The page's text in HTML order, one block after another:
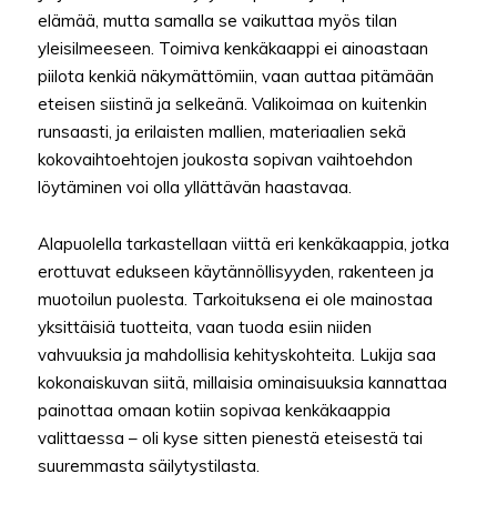
elämää, mutta samalla se vaikuttaa myös tilan
yleisilmeeseen. Toimiva kenkäkaappi ei ainoastaan
piilota kenkiä näkymättömiin, vaan auttaa pitämään
eteisen siistinä ja selkeänä. Valikoimaa on kuitenkin
runsaasti, ja erilaisten mallien, materiaalien sekä
kokovaihtoehtojen joukosta sopivan vaihtoehdon
löytäminen voi olla yllättävän haastavaa.
Alapuolella tarkastellaan viittä eri kenkäkaappia, jotka
erottuvat edukseen käytännöllisyyden, rakenteen ja
muotoilun puolesta. Tarkoituksena ei ole mainostaa
yksittäisiä tuotteita, vaan tuoda esiin niiden
vahvuuksia ja mahdollisia kehityskohteita. Lukija saa
kokonaiskuvan siitä, millaisia ominaisuuksia kannattaa
painottaa omaan kotiin sopivaa kenkäkaappia
valittaessa – oli kyse sitten pienestä eteisestä tai
suuremmasta säilytystilasta.